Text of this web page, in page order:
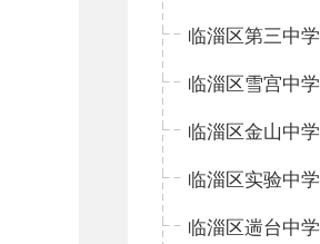
临淄区第三中学
临淄区雪宫中学
临淄区金山中学
临淄区实验中学
临淄区遄台中学